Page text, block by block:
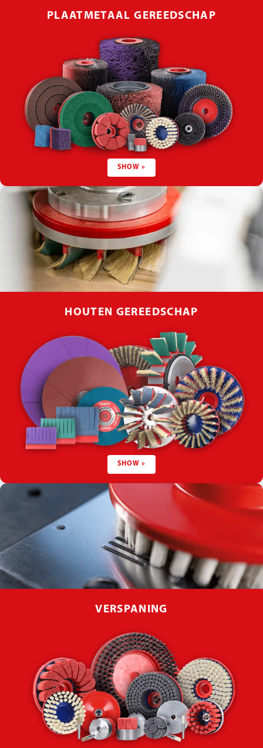
PLAATMETAAL GEREEDSCHAP
SHOW »
HOUTEN GEREEDSCHAP
SHOW »
VERSPANING